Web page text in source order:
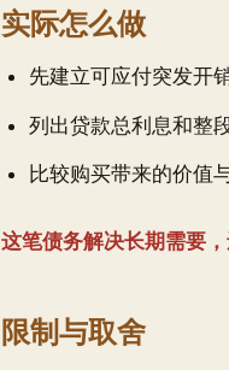
实际怎么做
先建立可应付突发开
列出贷款总利息和整
比较购买带来的价值
这笔债务解决长期需要
限制与取舍